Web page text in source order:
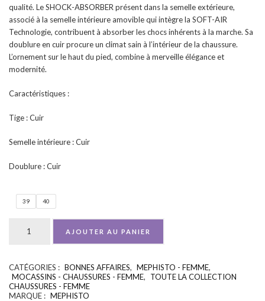
qualité. Le SHOCK-ABSORBER présent dans la semelle extérieure,
associé à la semelle intérieure amovible qui intègre la SOFT-AIR
Technologie, contribuent à absorber les chocs inhérents à la marche. Sa
doublure en cuir procure un climat sain à l’intérieur de la chaussure.
L’ornement sur le haut du pied, combine à merveille élégance et
modernité.
Caractéristiques :
Tige : Cuir
Semelle intérieure : Cuir
Doublure : Cuir
39 40
AJOUTER AU PANIER
CATÉGORIES : BONNES AFFAIRES, MEPHISTO - FEMME,
MOCASSINS - CHAUSSURES - FEMME,
TOUTE LA COLLECTION
CHAUSSURES - FEMME
MARQUE : MEPHISTO